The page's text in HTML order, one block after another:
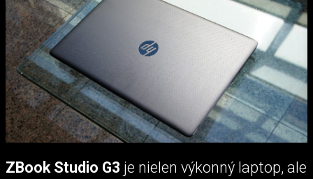
ZBook Studio G3 je nielen výkonný laptop, ale